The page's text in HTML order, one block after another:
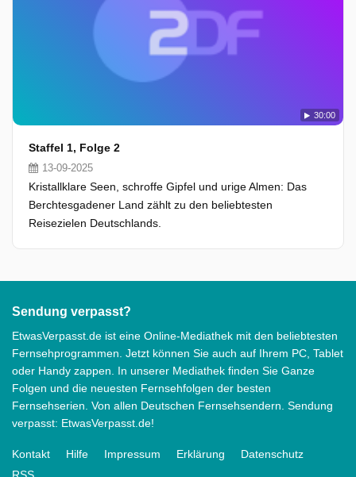
30:00
Staffel 1, Folge 2
13-09-2025
Kristallklare Seen, schroffe Gipfel und urige Almen: Das
Berchtesgadener Land zählt zu den beliebtesten
Reisezielen Deutschlands.
Sendung verpasst?
EtwasVerpasst.de ist eine Online-Mediathek mit den beliebtesten
Fernsehprogrammen. Jetzt können Sie auch auf Ihrem PC, Tablet
oder Handy zappen. In unserer Mediathek finden Sie Ganze
Folgen und die neuesten Fernsehfolgen der besten
Fernsehserien. Von allen Deutschen Fernsehsendern. Sendung
verpasst: EtwasVerpasst.de!
Kontakt Hilfe Impressum Erklärung
Datenschutz